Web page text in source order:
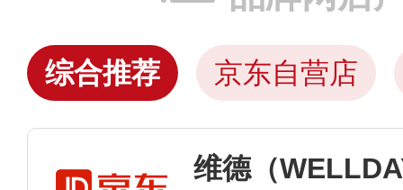
综合推荐 京东自营店